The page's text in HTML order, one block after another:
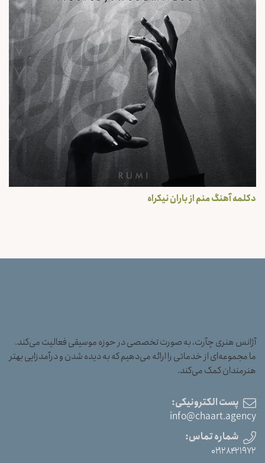
دکلمه آهنگ منم از باران نیکراه
آژانس هنری چآرت، به صورت تخصصی در حوزه موسیقی فعالیت می‌کند.
ما مجموعه‌ای از خدماتی را ارائه می‌دهیم که به دیده شدن و درآمدزایی بهتر
هنرمندان کمک می‌کند.
پست الکترونیکی:
info@chaart.agency
شماره تماس:
۰۲۱۲۸۴۲۱۹۷۲